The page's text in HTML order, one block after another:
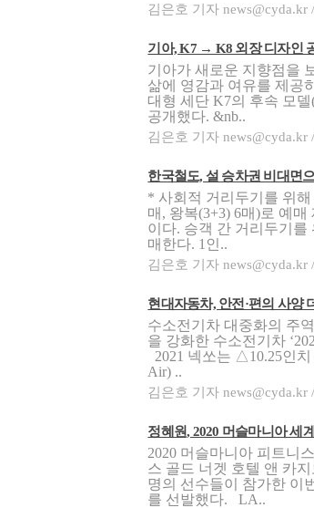
김은호 기자 news@cyda.kr
기아, K7 → K8 외장 디자인
기아가 새로운 지향점을
삶에 영감과 여유를 제공
대형 세단 K7의 후속 모
공개했다. &nb..
김은호 기자 news@cyda.kr
한국철도, 설 승차권 비대면
* 사회적 거리두기를 위
매, 왕복(3+3) 6매)로 예
이다. 승객 간 거리두기
매한다. 1인..
김은호 기자 news@cyda.kr
현대자동차, 안전·편의 사양
수소전기차 대중화의 주
을 강화한 수소전기차
2021 넥쏘는 △10.25인
Air) ..
김은호 기자 news@cyda.kr
정혜원, 2020 머슬마니아 세
2020 머슬마니아 피트니
스 골드 너겟 호텔 앤 카
명의 선수들이 참가한 이
를 선발했다. LA..